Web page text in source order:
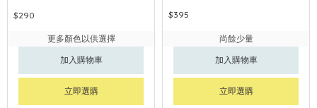
$290
更多顏色以供選擇
加入購物車
立即選購
$395
尚餘少量
加入購物車
立即選購